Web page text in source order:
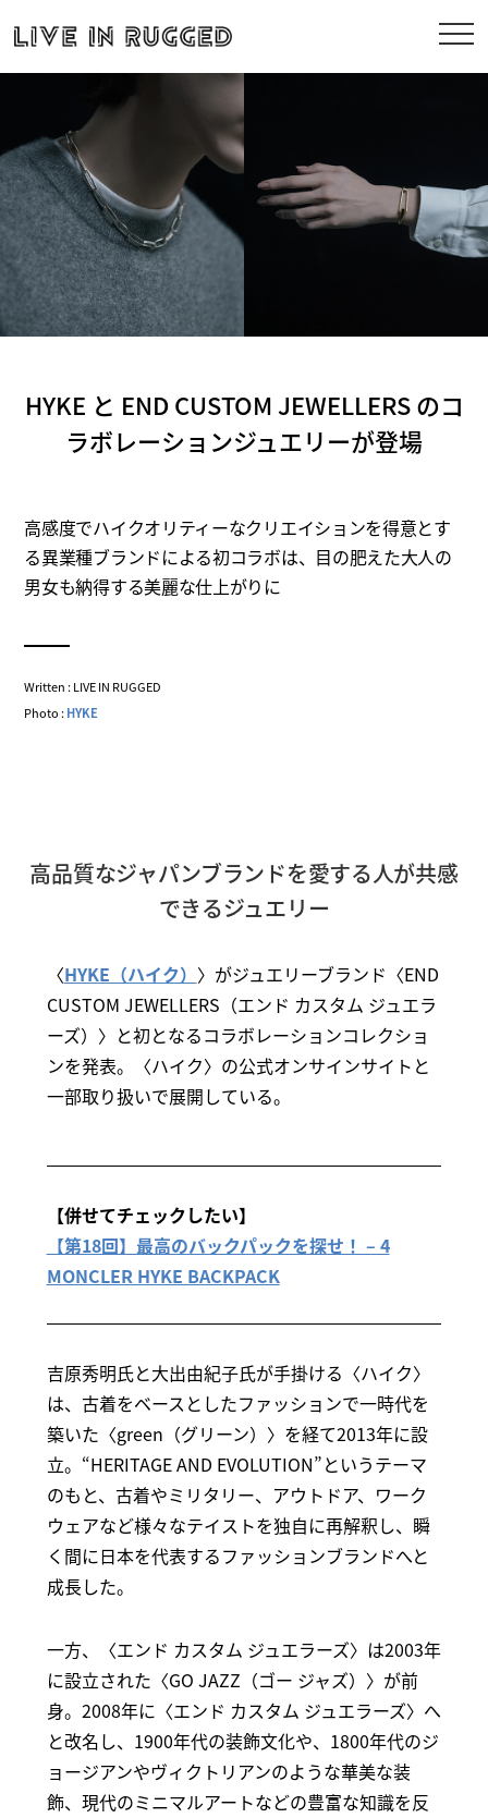
HYKE と END CUSTOM JEWELLERS のコ
ラボレーションジュエリーが登場
高感度でハイクオリティーなクリエイションを得意とす
る異業種ブランドによる初コラボは、目の肥えた大人の
男女も納得する美麗な仕上がりに
Written : LIVE IN RUGGED
Photo :HYKE
高品質なジャパンブランドを愛する人が共感
できるジュエリー
〈HYKE（ハイク） 〉がジュエリーブランド〈END
CUSTOM JEWELLERS（エンド カスタム ジュエラ
ーズ）〉と初となるコラボレーションコレクショ
ンを発表。〈ハイク〉の公式オンサインサイトと
一部取り扱いで展開している。
【併せてチェックしたい】
【第18回】最高のバックパックを探せ！ – 4
MONCLER HYKE BACKPACK
吉原秀明氏と大出由紀子氏が手掛ける〈ハイク〉
は、古着をベースとしたファッションで一時代を
築いた〈green（グリーン）〉を経て2013年に設
立。“HERITAGE AND EVOLUTION”というテーマ
のもと、古着やミリタリー、アウトドア、ワーク
ウェアなど様々なテイストを独自に再解釈し、瞬
く間に日本を代表するファッションブランドへと
成長した。
一方、〈エンド カスタム ジュエラーズ〉は2003年
に設立された〈GO JAZZ（ゴー ジャズ）〉が前
身。2008年に〈エンド カスタム ジュエラーズ〉へ
と改名し、1900年代の装飾文化や、1800年代のジ
ョージアンやヴィクトリアンのような華美な装
飾、現代のミニマルアートなどの豊富な知識を反